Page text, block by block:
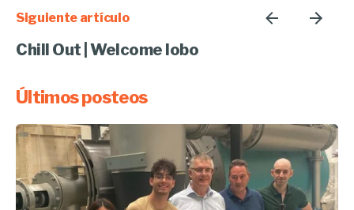
Siguiente artículo
Chill Out | Welcome lobo
Últimos posteos